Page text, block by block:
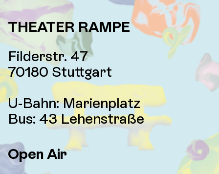
THEATER RAMPE
Filderstr. 47
70180 Stuttgart
U-Bahn: Marienplatz
Bus: 43 Lehenstraße
Open Air